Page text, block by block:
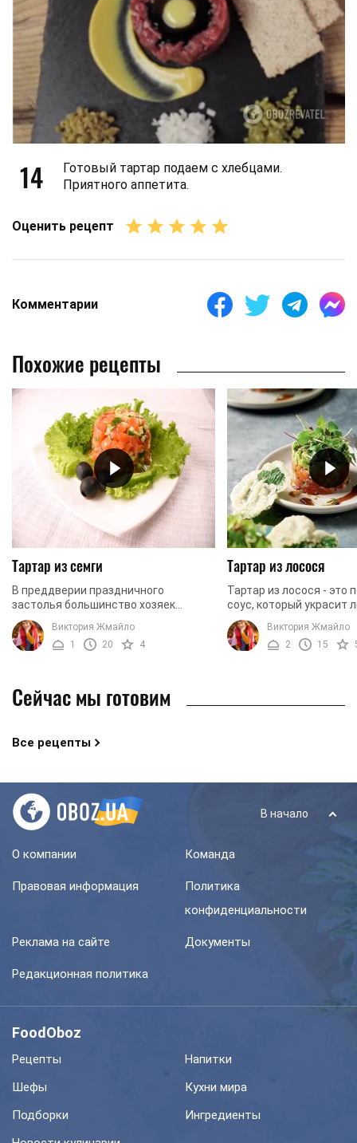
14
Готовый тартар подаем с хлебцами.
Приятного аппетита.
Оценить рецепт
Комментарии
Похожие рецепты
Тартар из семги
В преддверии праздничного
застолья большинство хозяек
начинают штудировать кулинарные
книги и просматривать сайты с
рецептами в поисках чего-то ...
Виктория Жмайло
1
20 4
Тартар из лосося
Тартар из лосося - это
соус, который украсит
праздничный стол.
что приготовить этот
просто, что вы ...
Виктория Жмайло
2
15
Сейчас мы готовим
Все рецепты
В начало
О компании Команда
Правовая информация
Политика
конфиденциальности
Реклама на сайте Документы
Редакционная политика
FoodOboz
Рецепты
Напитки
Шефы
Кухни мира
Подборки
Ингредиенты